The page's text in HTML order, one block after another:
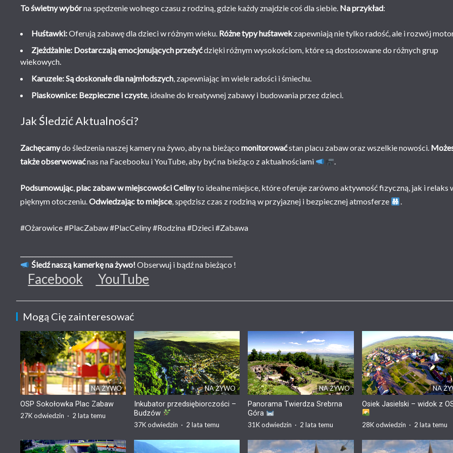
To świetny wybórna spędzenie wolnego czasu z rodziną, gdzie każdy znajdzie coś dla siebie. Na przykład:
Huśtawki:Oferują zabawę dla dzieci w różnym wieku. Różne typy huśtawekzapewniają nie tylko radość, ale i rozwój
Zjeżdżalnie: Dostarczają emocjonujących przeżyćdzięki różnym wysokościom, które są dostosowane do różnych grup
wiekowych.
Karuzele:Są doskonałe dla najmłodszych, zapewniając im wiele radości i śmiechu.
Piaskownice: Bezpieczne i czyste, idealne do kreatywnej zabawy i budowania przez dzieci.
Jak Śledzić Aktualności?
Zachęcamydo śledzenia naszej kamery na żywo, aby na bieżącomonitorowaćstan placu zabaw oraz wszelkie nowości.
także obserwowaćnas na Facebooku i YouTube, aby być na bieżąco z aktualnościami .
Podsumowując,plac zabaw w miejscowości Celinyto idealne miejsce, które oferuje zarówno aktywność fizyczną, jak i relaks
pięknym otoczeniu.Odwiedzając to miejsce, spędzisz czas z rodziną w przyjaznej i bezpiecznej atmosferze .
#Ożarowice #PlacZabaw #PlacCeliny #Rodzina #Dzieci #Zabawa
Śledź naszą kamerkę na żywo!Obserwuj i bądź na bieżąco !
Facebook YouTube
Mogą Cię zainteresować
NA ŻYWO
OSP Sokołowka Plac Zabaw
27Kodwiedzin · 2 lata temu
NA ŻYWO
Inkubator przedsiębiorczości –
Budzów
37Kodwiedzin · 2 lata temu
NA ŻYWO
Panorama Twierdza Srebrna
Góra
31Kodwiedzin · 2 lata temu
NA
Osiek Jasielski – widok z
28Kodwiedzin · 2 lata temu